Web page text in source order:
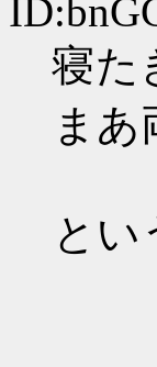
寝た
まあ
とい